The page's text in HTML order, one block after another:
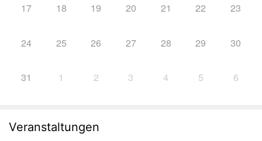
17 18 19 20 21 22 23
24 25 26 27 28 29 30
31 1 2 3 4 5 6
Veranstaltungen